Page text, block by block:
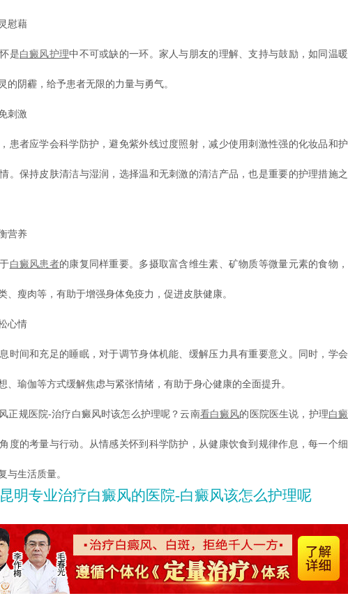
慰藉
是白癜风护理中不可或缺的一环。家人与朋友的理解、支持与鼓励，如同温暖
的阴霾，给予患者无限的力量与勇气。
刺激
者应学会科学防护，避免紫外线过度照射，减少使用刺激性强的化妆品和护
。保持皮肤清洁与湿润，选择温和无刺激的清洁产品，也是重要的护理措施之
营养
白癜风患者的康复同样重要。多摄取富含维生素、矿物质等微量元素的食物，
、瘦肉等，有助于增强身体免疫力，促进皮肤健康。
心情
间和充足的睡眠，对于调节身体机能、缓解压力具有重要意义。同时，学会
、瑜伽等方式缓解焦虑与紧张情绪，有助于身心健康的全面提升。
规医院-治疗白癜风时该怎么护理呢？云南看白癜风的医院医生说，护理白癜
度的考量与行动。从情感关怀到科学防护，从健康饮食到规律作息，每一个细
与生活质量。
明专业治疗白癜风的医院-白癜风该怎么护理呢